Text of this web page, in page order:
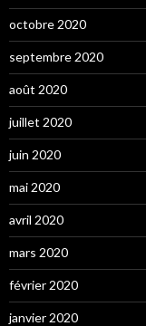
octobre 2020
septembre 2020
août 2020
juillet 2020
juin 2020
mai 2020
avril 2020
mars 2020
février 2020
janvier 2020